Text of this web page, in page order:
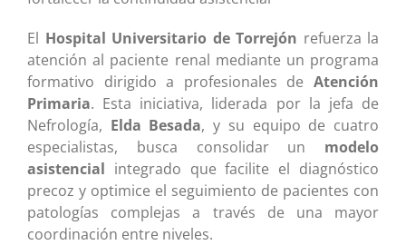
El Hospital Universitario de Torrejón refuerza la
atención al paciente renal mediante un programa
formativo dirigido a profesionales de Atención
Primaria. Esta iniciativa, liderada por la jefa de
Nefrología, Elda Besada, y su equipo de cuatro
especialistas, busca consolidar un modelo
asistencial integrado que facilite el diagnóstico
precoz y optimice el seguimiento de pacientes con
patologías complejas a través de una mayor
coordinación entre niveles.